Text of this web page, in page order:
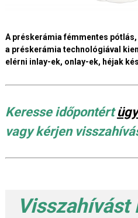
A préskerámia fémmentes
a préskerámia technológiával
elérni inlay-ek, onlay-ek, héjak
Keresse időpontért
vagy kérjen
Visszahívást